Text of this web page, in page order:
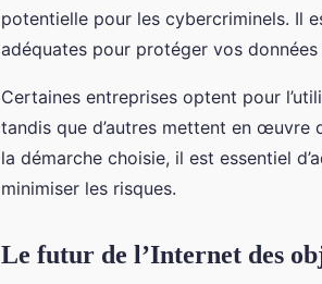
potentielle pour les cybercriminels. Il
adéquates pour protéger vos
Certaines entreprises optent pour
tandis que d’autres mettent en
la démarche choisie, il est essentiel
minimiser les risques.
Le futur de l’Internet des